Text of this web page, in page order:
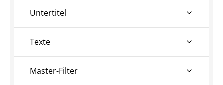
Untertitel
Texte
Master-Filter